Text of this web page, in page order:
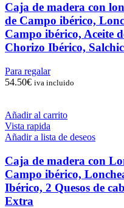
Caja de madera con
de Campo ibérico,
Campo ibérico, Aceite
Chorizo Ibérico,
Para regalar
54.50€ iva incluido
Añadir al carrito
Vista rapida
Añadir a lista de deseos
Caja de madera con
Campo ibérico,
Ibérico, 2 Quesos de
Extra